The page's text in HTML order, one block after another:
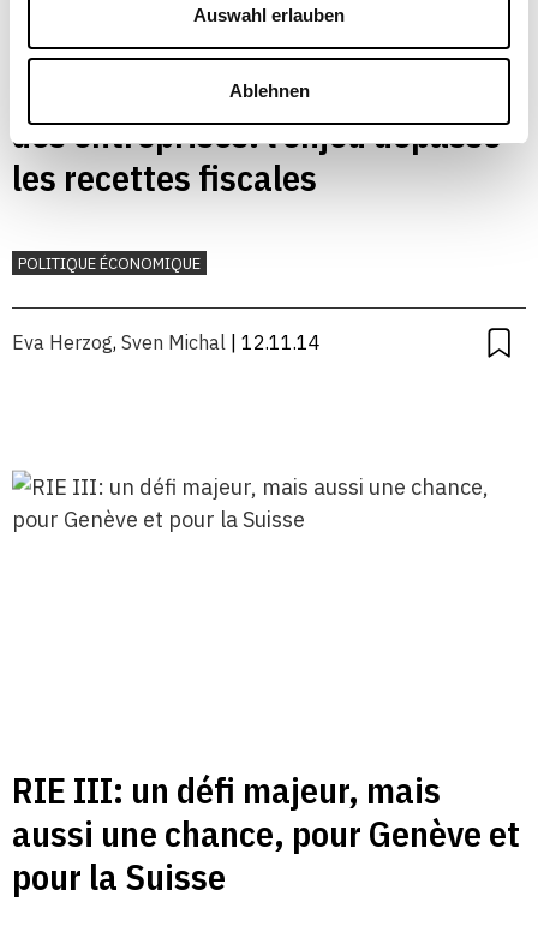
Auswahl erlauben
Ablehnen
Troisième réforme de l’imposition
des entreprises: l’enjeu dépasse
les recettes fiscales
POLITIQUE ÉCONOMIQUE
Eva Herzog, Sven Michal | 12.11.14
RIE III: un défi majeur, mais
aussi une chance, pour Genève et
pour la Suisse